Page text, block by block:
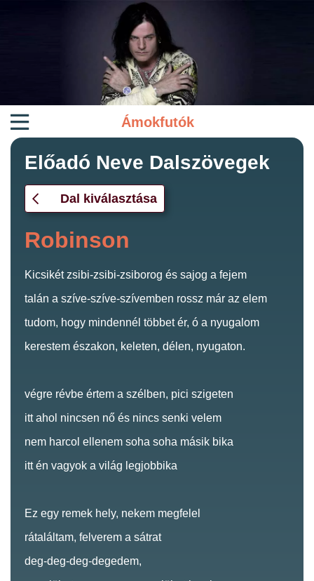
Ámokfutók
Előadó Neve Dalszövegek
Dal kiválasztása
Robinson
Kicsikét zsibi-zsibi-zsiborog és sajog a fejem
talán a szíve-szíve-szívemben rossz már az elem
tudom, hogy mindennél többet ér, ó a nyugalom
kerestem északon, keleten, délen, nyugaton.
végre révbe értem a szélben, pici szigeten
itt ahol nincsen nő és nincs senki velem
nem harcol ellenem soha soha másik bika
itt én vagyok a világ legjobbika
Ez egy remek hely, nekem megfelel
rátaláltam, felverem a sátrat
deg-deg-deg-degedem,